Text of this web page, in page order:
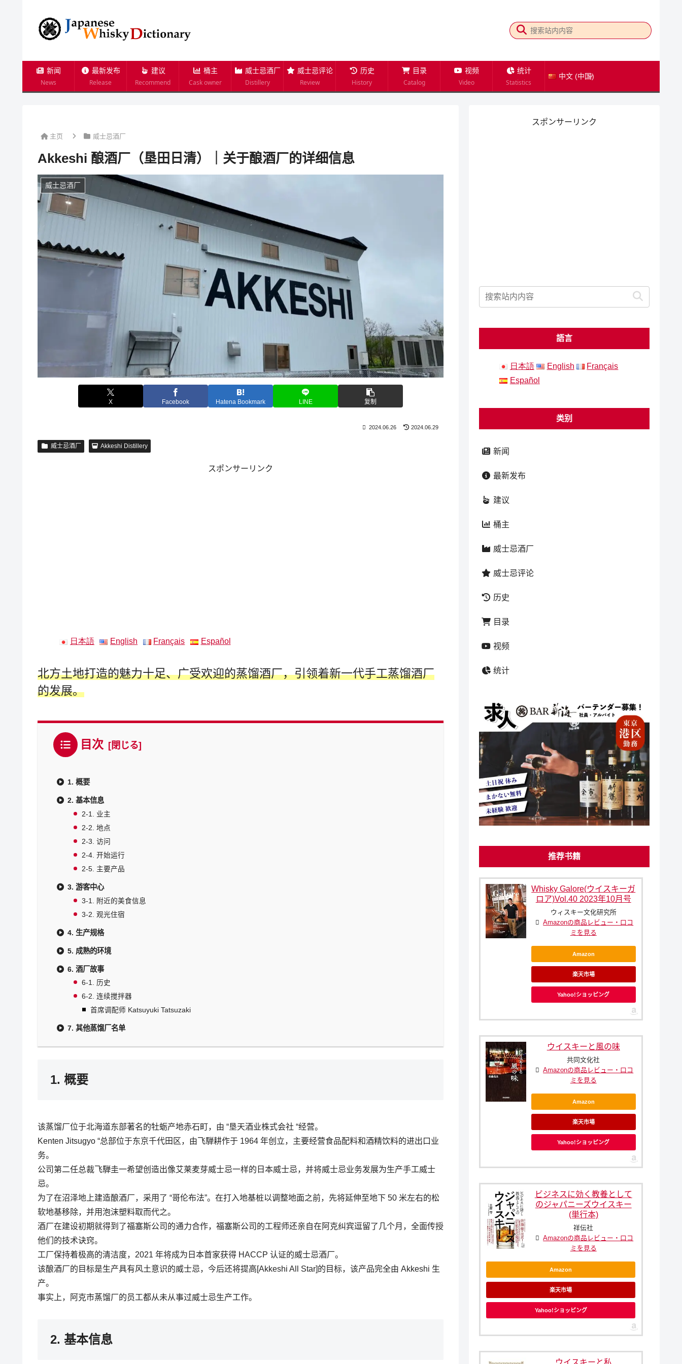
新闻
News
最新发布
Release
建议
Recommend
桶主
Cask owner
威士忌酒厂
Distillery
威士忌评论
Review
历史
History
目录
Catalog
视频
Video
统计
Statistics
中文 (中国)
主页 威士忌酒厂
Akkeshi 酿酒厂（垦田日清）｜关于酿酒厂的详细信息
威士忌酒厂
X Facebook Hatena Bookmark LINE 复制
2024.06.26 2024.06.29
威士忌酒厂 Akkeshi Distillery
スポンサーリンク
日本語 English Français Español
北方土地打造的魅力十足、广受欢迎的蒸馏酒厂，引领着新一代手工蒸馏酒厂
的发展。
目次
1. 概要
2. 基本信息
2-1. 业主
2-2. 地点
2-3. 访问
2-4. 开始运行
2-5. 主要产品
3. 游客中心
3-1. 附近的美食信息
3-2. 观光住宿
4. 生产规格
5. 成熟的环境
6. 酒厂故事
6-1. 历史
6-2. 连续搅拌器
首席调配师 Katsuyuki Tatsuzaki
7. 其他蒸馏厂名单
1. 概要
该蒸馏厂位于北海道东部著名的牡蛎产地赤石町，由 “垦天酒业株式会社 “经营。
Kenten Jitsugyo “总部位于东京千代田区，由飞騨耕作于 1964 年创立，主要经营食品配料和酒精饮料的进出口业
务。
公司第二任总裁飞騨圭一希望创造出像艾莱麦芽威士忌一样的日本威士忌，并将威士忌业务发展为生产手工威士
忌。
为了在沼泽地上建造酿酒厂，采用了 “哥伦布法”。在打入地基桩以调整地面之前，先将延伸至地下 50 米左右的松
软地基移除，并用泡沫塑料取而代之。
酒厂在建设初期就得到了福塞斯公司的通力合作，福塞斯公司的工程师还亲自在阿克纠宾逗留了几个月，全面传授
他们的技术诀窍。
工厂保持着极高的清洁度，2021 年将成为日本首家获得 HACCP 认证的威士忌酒厂。
该酿酒厂的目标是生产具有风土意识的威士忌，今后还将提高[Akkeshi All Star]的目标，该产品完全由 Akkeshi 生
产。
事实上，阿克市蒸馏厂的员工都从未从事过威士忌生产工作。
2. 基本信息
スポンサーリンク
語言
日本語 English
Français
Español
类别
新闻
最新发布
建议
桶主
威士忌酒厂
威士忌评论
历史
目录
视频
统计
推荐书籍
Whisky Galore(ウイスキーガ
ロア)Vol.40 2023年10月号
ウィスキー文化研究所
Amazonの商品レビュー・口コ
ミを見る
Amazon
楽天市場
Yahoo!ショッピング
ウイスキーと風の味
共同文化社
Amazonの商品レビュー・口コ
ミを見る
Amazon
楽天市場
Yahoo!ショッピング
ビジネスに効く教養として
のジャパニーズウイスキー
(単行本)
祥伝社
Amazonの商品レビュー・口コ
ミを見る
Amazon
楽天市場
Yahoo!ショッピング
ウイスキーと私